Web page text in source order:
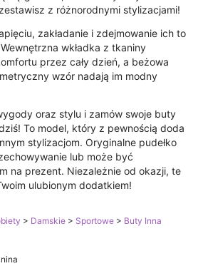
z różnorodnymi stylizacjami!
zakładanie i zdejmowanie ich to
wkładka z tkaniny
przez cały dzień, a beżowa
wzór nadają im modny
oraz stylu i zamów swoje buty
To model, który z pewnością doda
stylizacjom. Oryginalne pudełko
lub może być
na prezent. Niezależnie od okazji, te
ulubionym dodatkiem!
> Damskie > Sportowe > Buty Inna